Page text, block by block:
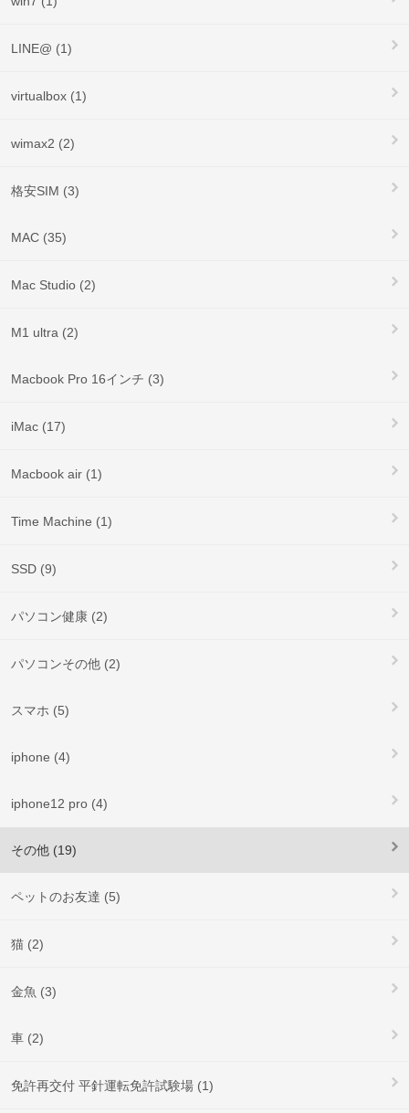
LINE@ (1)
virtualbox (1)
wimax2 (2)
格安SIM (3)
MAC (35)
Mac Studio (2)
M1 ultra (2)
Macbook Pro 16インチ (3)
iMac (17)
Macbook air (1)
Time Machine (1)
SSD (9)
パソコン健康 (2)
パソコンその他 (2)
スマホ (5)
iphone (4)
iphone12 pro (4)
その他 (19)
ペットのお友達 (5)
猫 (2)
金魚 (3)
車 (2)
免許再交付 平針運転免許試験場 (1)